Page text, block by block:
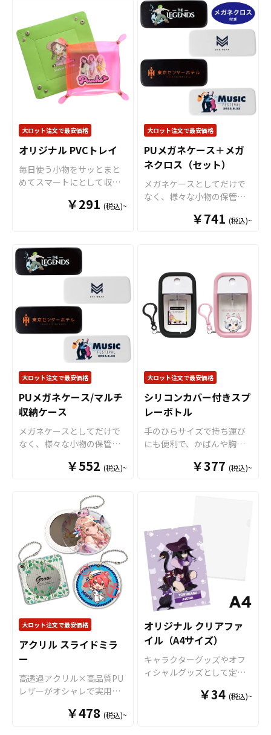
幅も広がります。 アンブレ
ラマーカーは傘の目印とし
て使用するだけでなく、ペ
ンやバッグなどのアクセサ
リーにも最適です。 またケ
イオーの フォンタブ とセッ
トで組み合わせることでブ
つながります。 アンブレラ
マーカーは幅広い年齢層の
お客様に喜ばれる商品で、
方々にご利用いただけおす
すめです。 オリジナルグッ
ズとしてアンブレラマーカ
ーを製作されてみてはいか
メ、スポーツ、官公庁、同
人グッズなど様々な業界に
人気です。 短納期・小ロッ
トでの対応も可能ですので
ご不明点がありましたらお
気軽にご相談ください。
に飾るタペストリーのよう
に、アニメやアイドルなど
の推し活グッズとしても大
人気のタオルです。生地は
国内製造差された今治産の
タオルで、生地・印刷・縫
製すべて国内で製造致しま
す。※印刷後に縁処理を行
い場合、表の印刷カラーに
合わせて縫製致します。 短
納期・小ロットでの対応も
可能ですのでご不明点があ
りましたらお気軽にご相談
質のオフセット印刷で、写
真やイラストも鮮やかな発
色で仕上がります。超音波
圧着なので溶着部分にも印
刷でき、溶着部分も含めた
全面印刷が可能です。イラ
ストやロゴを大きく印刷し
てエンドユーザーにアピー
ルすることが出来ます。 オ
リジナル クリアファイルは
様々なシーンで活躍しま
す！例えば、会社・店舗情
報やメイン商材を印刷する
ことで、優秀な販促ツール
となります。キャラクター
グッズやノベルティ、企
トグッズはもちろん、学
に必要な資材も取り揃えて
おりますので、お客様には
デザインをご入稿いただく
だけでオリジナル商品とし
て販売していただくことが
できます。国内生産で小ロ
談ください。
大ロット注文で最安価格
オリジナル PVCトレイ
毎日使う小物をサッとまと
めてスマートにとして収納
らかくて丈夫なPVC素材を
ナルデザインで制作いたし
ます。 トレイの底面部分に
フルカラーでオリジナルの
デザインを印刷することが
できます。PVCのカラーは全
16色からお選びいただけま
すので、デザインに合わせ
てお選びください。PVC製
で水や汚れに強く、四隅の
スナップボタンを留めるだ
けで簡単に組み立てが完了
しますので、散らかりがち
な小物をスタイリッシュに
整理できるマルチトレイと
￥291 (税込)~
大ロット注文で最安価格
PUメガネケース＋メガ
ネクロス（セット）
メガネケースとしてだけで
なく、様々な小物の保管に
です。かさ張らず邪魔にな
オリティPUレザーを使用。
リアルなシボ加工で高級感
ある仕上がりです。また、
内側には柔らかな起毛加工
を施していますので、収納
したグッズを優しく保護し
お客様にはデザインをご入
稿いただくだけでオリジナ
ル商品として販売していた
だくことができます。 短納
期・小ロットでの対応も可
能ですのでご不明点があり
ましたらお気軽にご相談く
￥741 (税込)~
大ロット注文で最安価格
PUメガネケース/マルチ
収納ケース
メガネケースとしてだけで
なく、様々な小物の保管に
です。かさ張らず邪魔にな
ですので持ち歩きも苦にな
りません。外側にはハイク
オリティPUレザーを使用。
リアルなシボ加工で高級感
ある仕上がりです。また、
内側には柔らかな起毛加工
を施していますので、収納
したグッズを優しく保護し
ます。販売に必要な資材も
取り揃えておりますので、
お客様にはデザインをご入
稿いただくだけでオリジナ
ル商品として販売していた
だくことができます。 短納
期・小ロットでの対応も可
能ですのでご不明点があり
ましたらお気軽にご相談く
￥552 (税込)~
大ロット注文で最安価格
シリコンカバー付きスプ
レーボトル
手のひらサイズで持ち運び
にも便利で、かばんや胸ポ
ます。また、縦置きが可能
等をいれて使用できます。
販売に必要な資材も取り揃
えておりますので、お客様
にはデザインをご入稿いた
だくだけでオリジナル商品
として販売していただくこ
とができます。 短納期・小
ロットでの対応も可能です
のでご不明点がありました
ら、個人のお客様から企
業・業者のかた問わずお気
軽にご相談ください。
￥377 (税込)~
大ロット注文で最安価格
アクリル スライドミラ
ー
高透過アクリル×高品質PU
レザーがオシャレで実用
スライドミラー」をお客様
￥478 (税込)~
オリジナル クリアファ
イル（A4サイズ）
キャラクターグッズやオフ
ィシャルグッズとして定番
店のクリアファイルは厚み
￥34 (税込)~